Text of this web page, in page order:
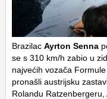
Brazilac Ayrton Senna
se s 310 km/h zabio u
najvećih vozača
pronašli austrijsku
Rolandu